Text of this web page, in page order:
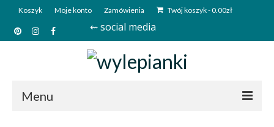
Koszyk Moje konto Zamówienia Twój koszyk-0.00zł
⇜ social media
Menu